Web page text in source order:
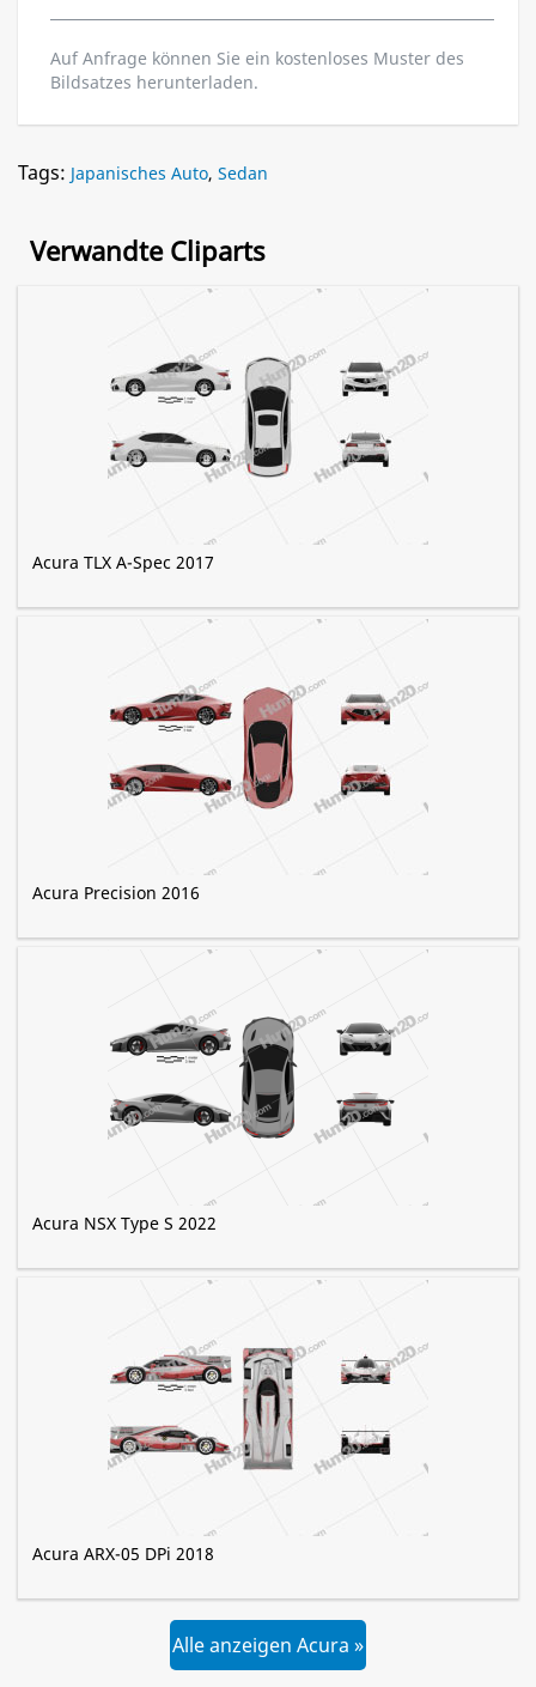
Auf Anfrage können Sie ein kostenloses Muster des
Bildsatzes herunterladen.
Tags: Japanisches Auto, Sedan
Verwandte Cliparts
Acura TLX A-Spec 2017
Acura Precision 2016
Acura NSX Type S 2022
Acura ARX-05 DPi 2018
Alle anzeigen Acura »